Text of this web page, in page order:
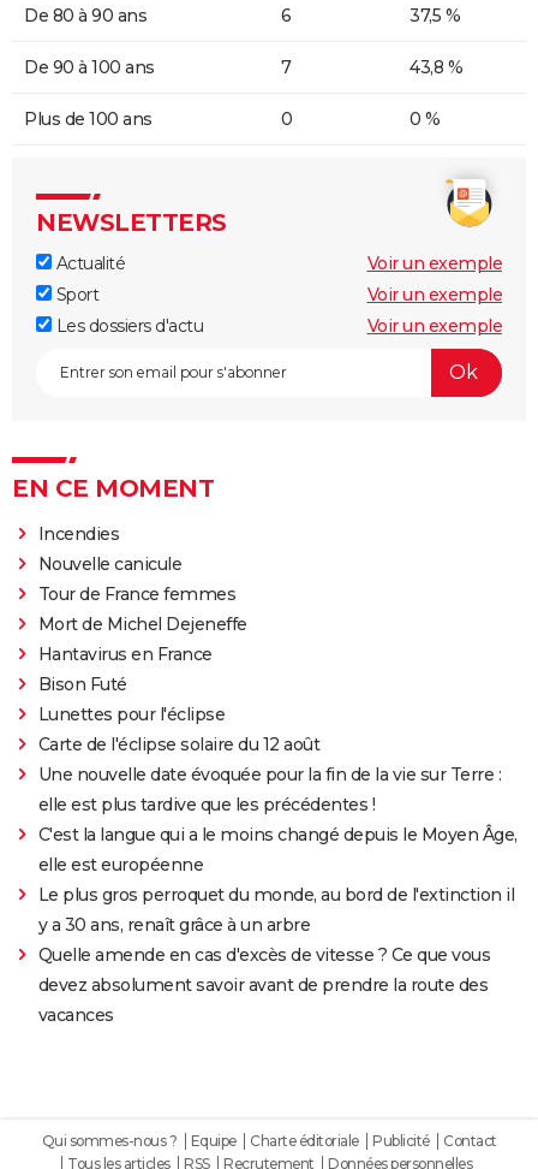
De 80 à 90 ans 6 37,5 %
De 90 à 100 ans 7 43,8 %
Plus de 100 ans 0 0 %
NEWSLETTERS
Actualité
Voir un exemple
Sport
Voir un exemple
Les dossiers d'actu
Voir un exemple
EN CE MOMENT
Incendies
Nouvelle canicule
Tour de France femmes
Mort de Michel Dejeneffe
Hantavirus en France
Bison Futé
Lunettes pour l'éclipse
Carte de l'éclipse solaire du 12 août
Une nouvelle date évoquée pour la fin de la vie sur Terre :
elle est plus tardive que les précédentes !
C'est la langue qui a le moins changé depuis le Moyen Âge,
elle est européenne
Le plus gros perroquet du monde, au bord de l'extinction il
y a 30 ans, renaît grâce à un arbre
Quelle amende en cas d'excès de vitesse ? Ce que vous
devez absolument savoir avant de prendre la route des
vacances
Qui sommes-nous ? Equipe Charte éditoriale Publicité
Contact
Tous les articles
RSS Recrutement Données personnelles